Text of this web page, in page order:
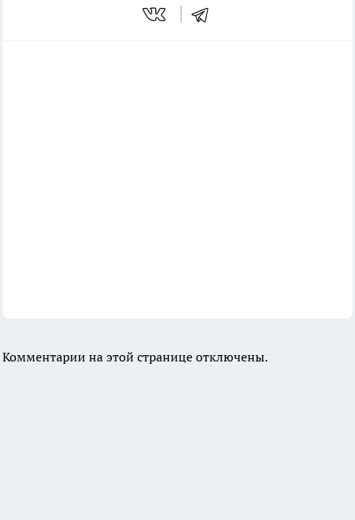
Комментарии на этой странице отключены.